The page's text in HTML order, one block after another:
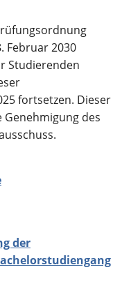
Februar 2030
Studierenden
fortsetzen. Dieser
des
der